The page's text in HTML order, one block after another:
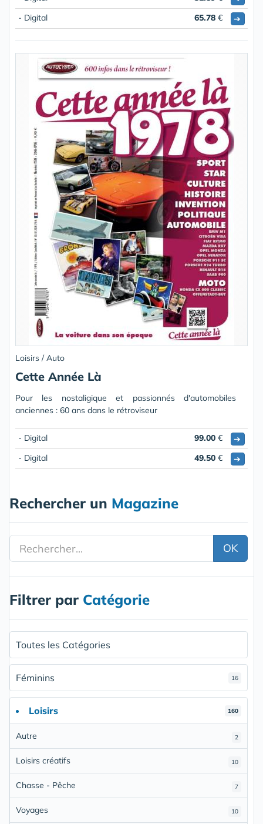
- Digital
65.78 € ➔
Loisirs / Auto
Cette Année Là
Pour les nostaligique et passionnés d'automobiles
anciennes : 60 ans dans le rétroviseur
- Digital 99.00 €
➔
- Digital
49.50 € ➔
Rechercher un Magazine
OK
Filtrer par Catégorie
Toutes les Catégories
Féminins 16
Loisirs 160
Autre 2
Loisirs créatifs 10
Chasse - Pêche 7
Voyages 10